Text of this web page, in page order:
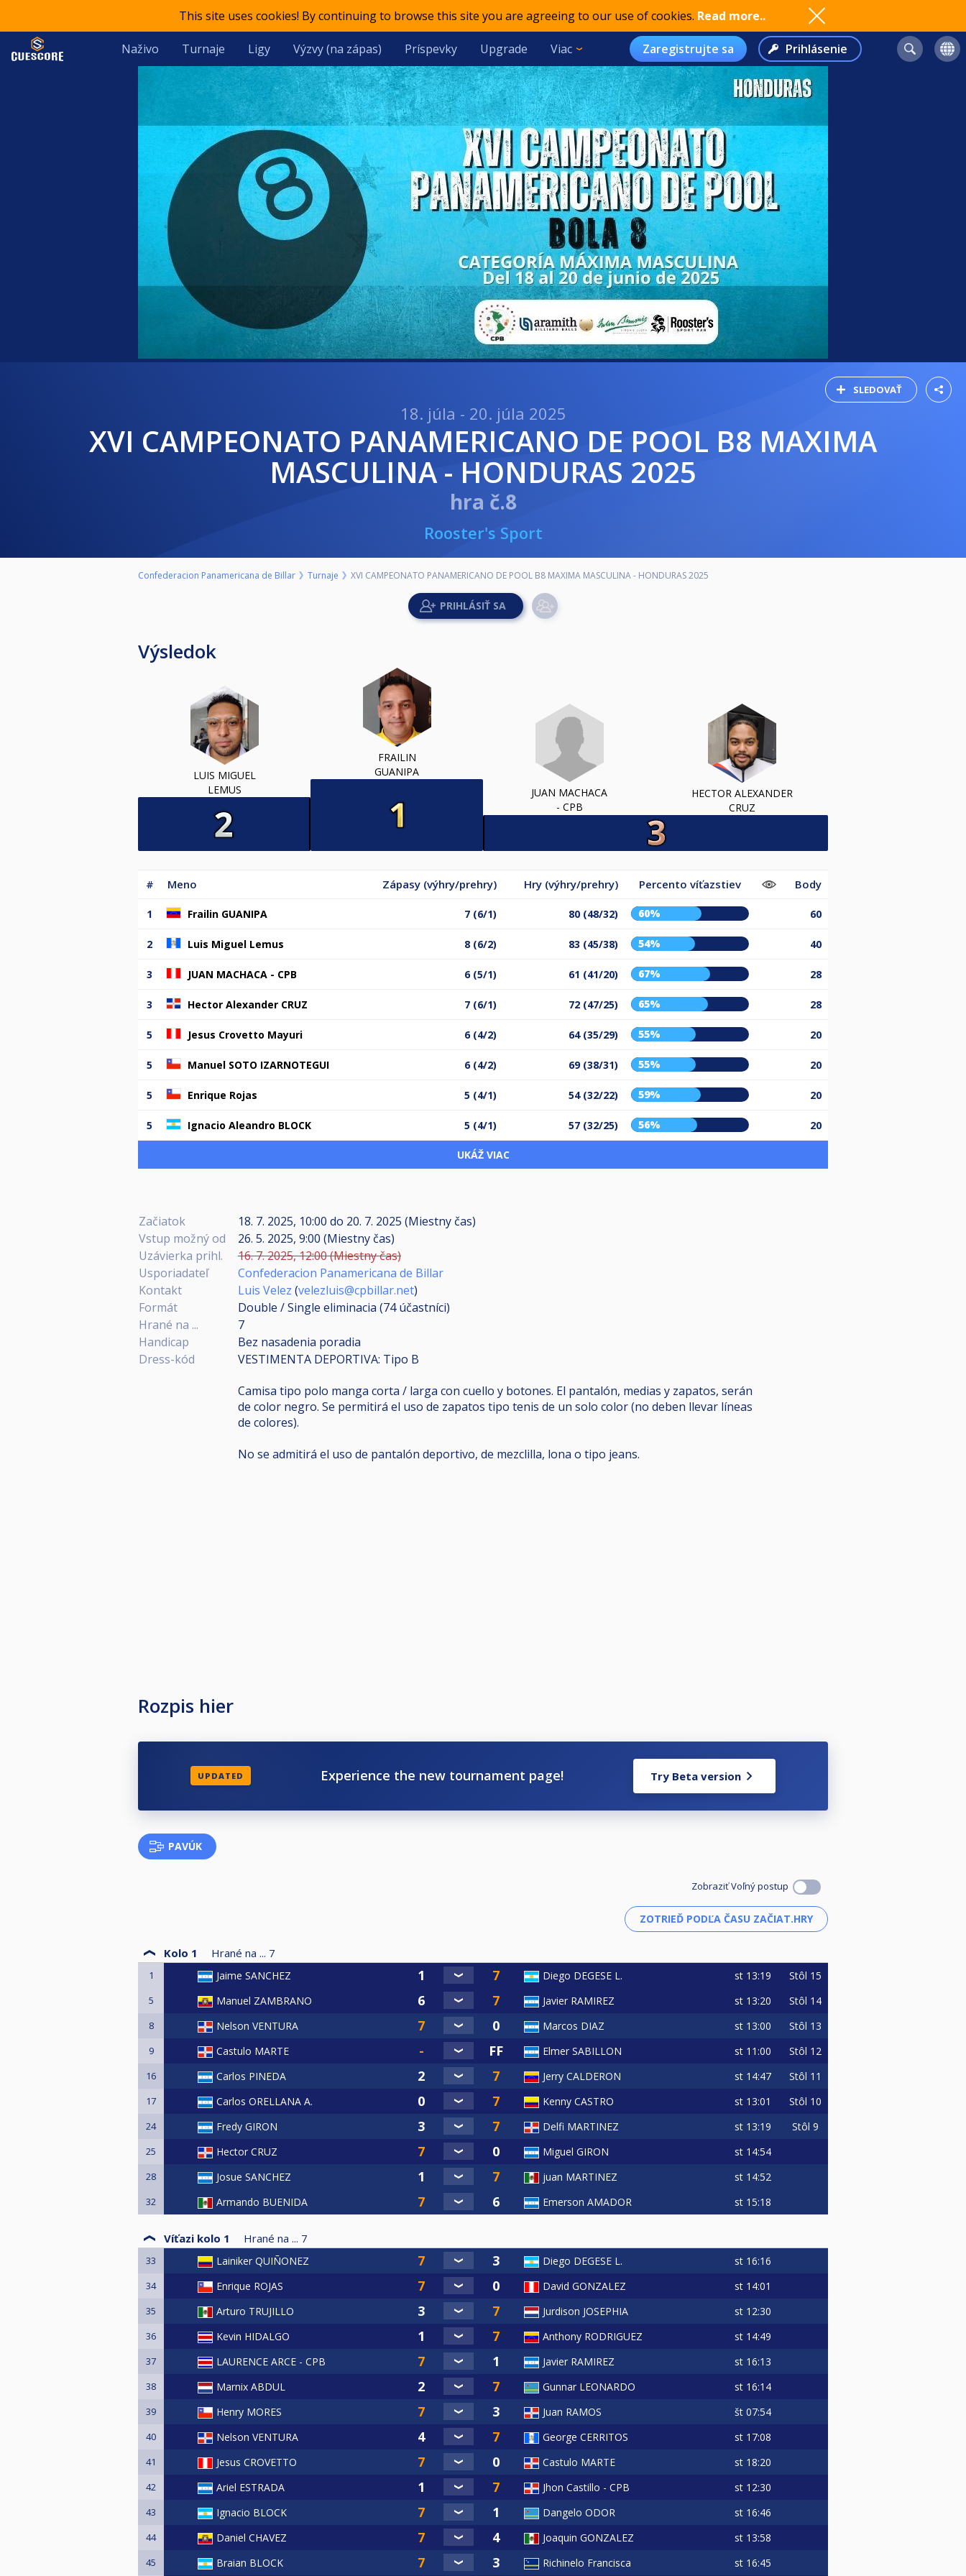
This site uses cookies! By continuing to browse this site you are agreeing to our use of cookies. Read more..
Naživo Turnaje Ligy Výzvy (na zápas) Príspevky Upgrade Viac Zaregistrujte sa Prihlásenie
SLEDOVAŤ
18. júla - 20. júla 2025
XVI CAMPEONATO PANAMERICANO DE POOL B8 MAXIMA
MASCULINA - HONDURAS 2025
hra č.8
Rooster's Sport
Confederacion Panamericana de Billar Turnaje XVI CAMPEONATO PANAMERICANO DE POOL B8 MAXIMA MASCULINA - HONDURAS 2025
Výsledok
LUIS MIGUEL
LEMUS
FRAILIN
GUANIPA
JUAN MACHACA
- CPB
HECTOR ALEXANDER
CRUZ
# Meno Zápasy (výhry/prehry) Hry (výhry/prehry) Percento víťazstiev Body
1 Frailin GUANIPA 7 (6/1) 80 (48/32) 60% 60
2 Luis Miguel Lemus 8 (6/2) 83 (45/38) 54% 40
3 JUAN MACHACA - CPB 6 (5/1) 61 (41/20) 67% 28
3 Hector Alexander CRUZ 7 (6/1) 72 (47/25) 65% 28
5 Jesus Crovetto Mayuri 6 (4/2) 64 (35/29) 55% 20
5 Manuel SOTO IZARNOTEGUI 6 (4/2) 69 (38/31) 55% 20
5 Enrique Rojas 5 (4/1) 54 (32/22) 59% 20
5 Ignacio Aleandro BLOCK 5 (4/1) 57 (32/25) 56% 20
UKÁŽ VIAC
Začiatok 18. 7. 2025, 10:00 do 20. 7. 2025 (Miestny čas)
Vstup možný od
26. 5. 2025, 9:00 (Miestny čas)
Uzávierka prihl.
16. 7. 2025, 12:00 (Miestny čas)
Usporiadateľ
Confederacion Panamericana de Billar
Kontakt
Luis Velez (velezluis@cpbillar.net)
Formát
Double / Single eliminacia (74účastníci)
Hrané na ...
7
Handicap
Bez nasadenia poradia
Dress-kód
VESTIMENTA DEPORTIVA: Tipo B
Camisa tipo polo manga corta / larga con cuello y botones. El pantalón, medias y zapatos, serán
de color negro. Se permitirá el uso de zapatos tipo tenis de un solo color (no deben llevar líneas
de colores).
No se admitirá el uso de pantalón deportivo, de mezclilla, lona o tipo jeans.
Rozpis hier
UPDATED Experience the new tournament page! Try Beta version
PAVÚK
Zobraziť Voľný postup
Kolo 1 Hrané na ... 7
1 Jaime SANCHEZ Diego DEGESE L. st 13:19 Stôl 15
5 Manuel ZAMBRANO Javier RAMIREZ st 13:20 Stôl 14
8 Nelson VENTURA Marcos DIAZ st 13:00 Stôl 13
9 Castulo MARTE Elmer SABILLON st 11:00 Stôl 12
16 Carlos PINEDA Jerry CALDERON st 14:47 Stôl 11
17 Carlos ORELLANA A. Kenny CASTRO st 13:01 Stôl 10
24 Fredy GIRON Delfi MARTINEZ st 13:19 Stôl 9
25 Hector CRUZ Miguel GIRON st 14:54
28 Josue SANCHEZ juan MARTINEZ st 14:52
32 Armando BUENIDA Emerson AMADOR st 15:18
Víťazi kolo 1 Hrané na ... 7
33 Lainiker QUIÑONEZ Diego DEGESE L. st 16:16
34 Enrique ROJAS David GONZALEZ st 14:01
35 Arturo TRUJILLO Jurdison JOSEPHIA st 12:30
36 Kevin HIDALGO Anthony RODRIGUEZ st 14:49
37 LAURENCE ARCE - CPB Javier RAMIREZ st 16:13
38 Marnix ABDUL Gunnar LEONARDO st 16:14
39 Henry MORES Juan RAMOS št 07:54
40 Nelson VENTURA George CERRITOS st 17:08
41 Jesus CROVETTO Castulo MARTE st 18:20
42 Ariel ESTRADA Jhon Castillo - CPB st 12:30
43 Ignacio BLOCK Dangelo ODOR st 16:46
44 Daniel CHAVEZ Joaquin GONZALEZ st 13:58
45 Braian BLOCK Richinelo Francisca st 16:45